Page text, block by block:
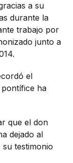
a su
durante la
trabajo por
junto a
el
pontífice ha
que el don
dejado al
su testimonio